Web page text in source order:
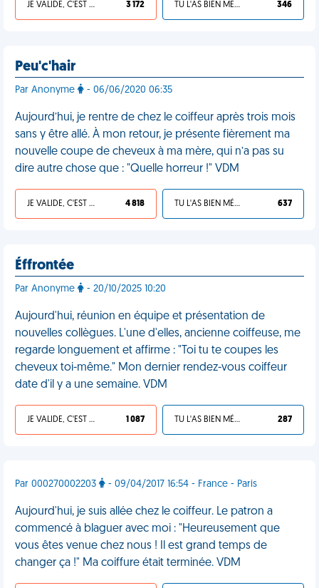
JE VALIDE, C'EST UNE VDM 3 172 TU L'AS BIEN MÉRITÉ 346
Peu'c'hair
Par Anonyme - 06/06/2020 06:35
Aujourd’hui, je rentre de chez le coiffeur après trois mois
sans y être allé. À mon retour, je présente fièrement ma
nouvelle coupe de cheveux à ma mère, qui n’a pas su
dire autre chose que : "Quelle horreur !" VDM
JE VALIDE, C'EST UNE VDM 4 818 TU L'AS BIEN MÉRITÉ 637
Éffrontée
Par Anonyme - 20/10/2025 10:20
Aujourd'hui, réunion en équipe et présentation de
nouvelles collègues. L'une d'elles, ancienne coiffeuse, me
regarde longuement et affirme : "Toi tu te coupes les
cheveux toi-même." Mon dernier rendez-vous coiffeur
date d'il y a une semaine. VDM
JE VALIDE, C'EST UNE VDM 1 087 TU L'AS BIEN MÉRITÉ 287
Par 000270002203 - 09/04/2017 16:54 - France - Paris
Aujourd'hui, je suis allée chez le coiffeur. Le patron a
commencé à blaguer avec moi : "Heureusement que
vous êtes venue chez nous ! Il est grand temps de
changer ça !" Ma coiffure était terminée. VDM